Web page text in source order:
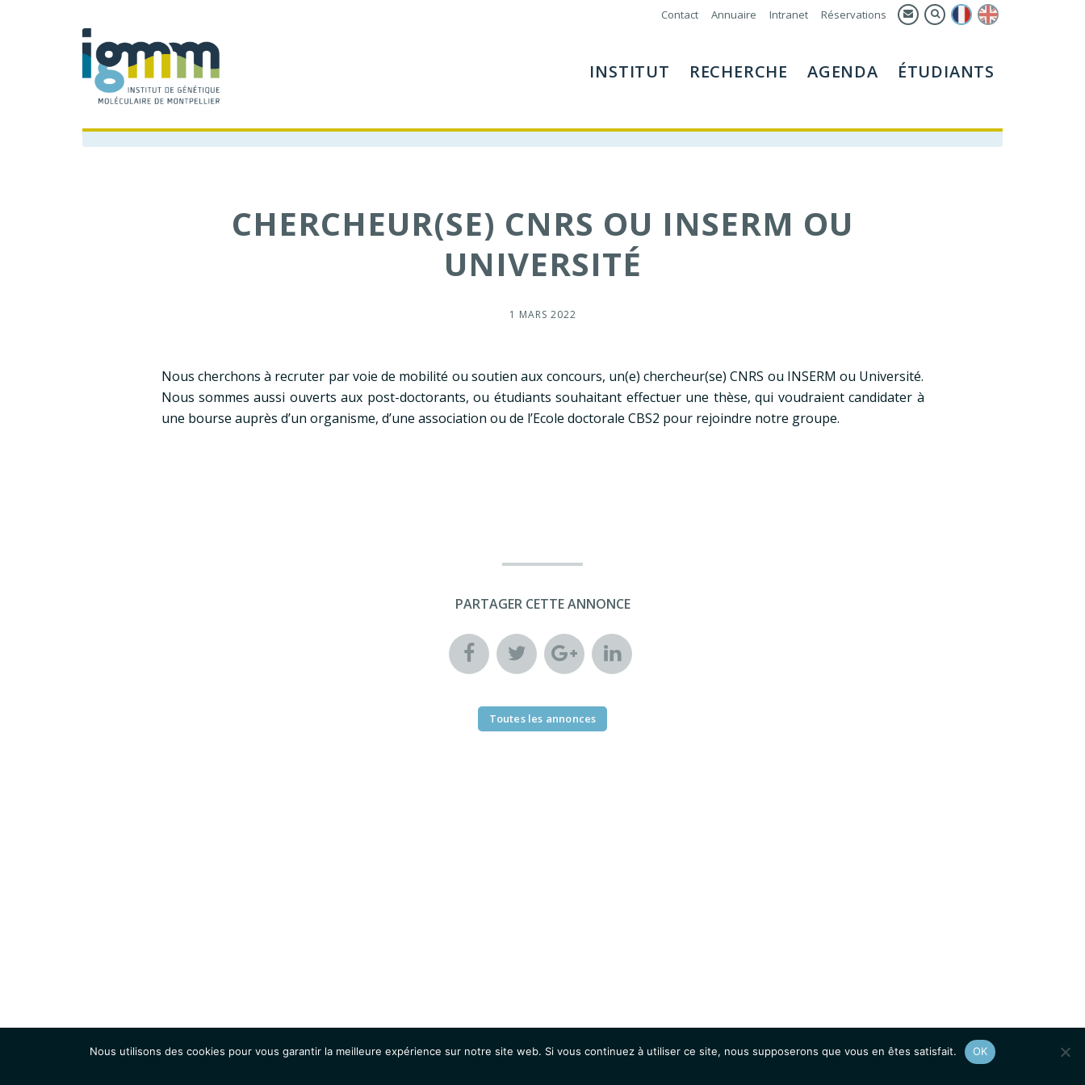
Contact Annuaire Intranet Réservations
INSTITUT RECHERCHE AGENDA ÉTUDIANTS
CHERCHEUR(SE) CNRS OU INSERM OU
UNIVERSITÉ
1 MARS 2022
Nous cherchons à recruter par voie de mobilité ou soutien aux concours, un(e) chercheur(se) CNRS ou INSERM ou Université.
Nous sommes aussi ouverts aux post-doctorants, ou étudiants souhaitant effectuer une thèse, qui voudraient candidater à
une bourse auprès d’un organisme, d’une association ou de l’Ecole doctorale CBS2 pour rejoindre notre groupe.
PARTAGER CETTE ANNONCE
Toutes les annonces
Nous utilisons des cookies pour vous garantir la meilleure expérience sur notre site web. Si vous continuez à utiliser ce site, nous supposerons que vous en êtes satisfait. OK